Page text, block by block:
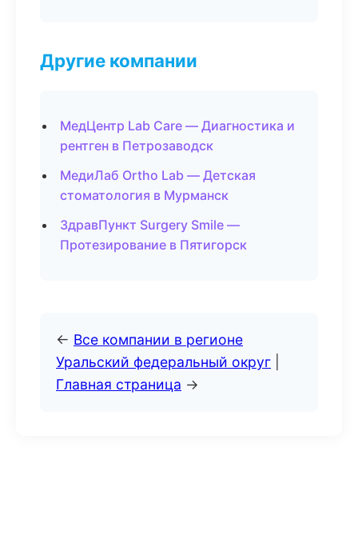
Другие компании
МедЦентр Lab Care — Диагностика и
рентген в Петрозаводск
МедиЛаб Ortho Lab — Детская
стоматология в Мурманск
ЗдравПункт Surgery Smile —
Протезирование в Пятигорск
← Все компании в регионе
Уральский федеральный округ
Главная страница →